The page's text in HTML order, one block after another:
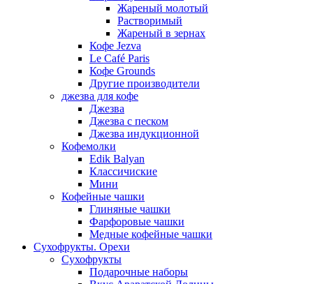
Жареный молотый
Растворимый
Жареный в зернах
Кофе Jezva
Le Café Paris
Кофе Grounds
Другие производители
джезва для кофе
Джезва
Джезва с песком
Джезва индукционной
Кофемолки
Edik Balyan
Классичиские
Мини
Кофейные чашки
Глиняные чашки
Фарфоровые чашки
Медные кофейные чашки
Сухофрукты. Орехи
Сухофрукты
Подарочные наборы